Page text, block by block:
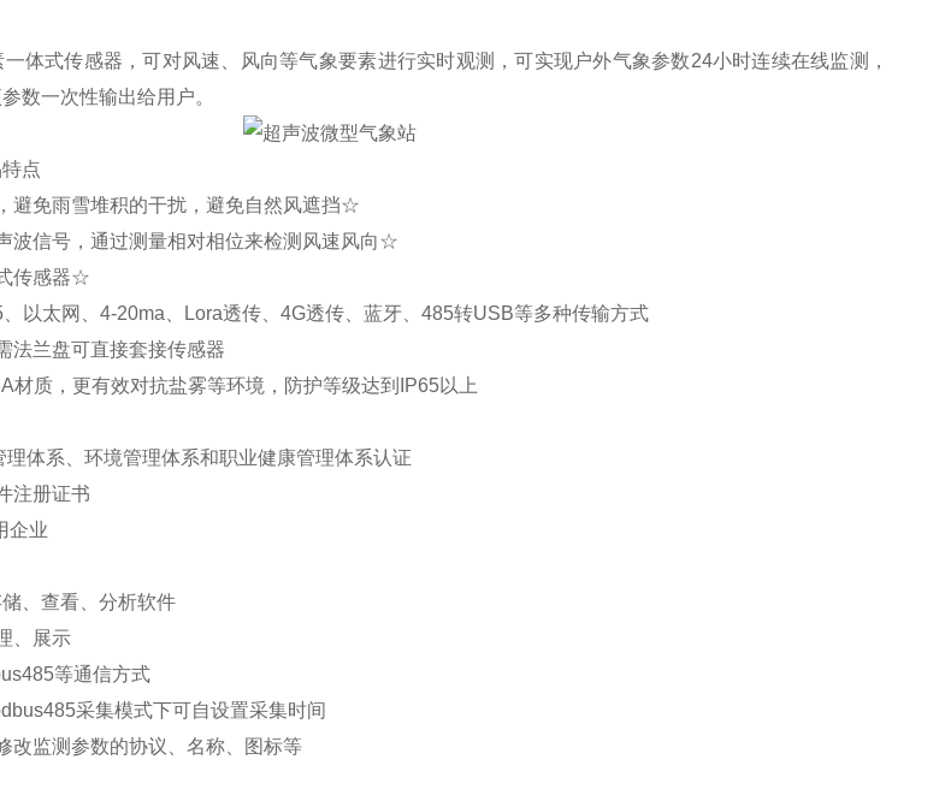
体式传感器，可对风速、风向等气象要素进行实时观测，可实现户外气象参数24小时连续在线监测，
数一次性输出给用户。
点
避免雨雪堆积的干扰，避免自然风遮挡☆
波信号，通过测量相对相位来检测风速风向☆
传感器☆
以太网、4-20ma、Lora透传、4G透传、蓝牙、485转USB等多种传输方式
法兰盘可直接套接传感器
材质，更有效对抗盐雾等环境，防护等级达到IP65以上
体系、环境管理体系和职业健康管理体系认证
注册证书
企业
、查看、分析软件
、展示
等通信方式
采集模式下可自设置采集时间
改监测参数的协议、名称、图标等